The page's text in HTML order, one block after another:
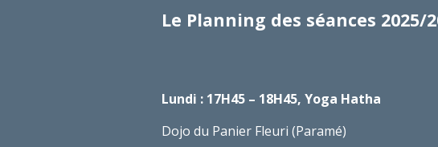
Le Planning des séances 2025/
Lundi : 17H45 – 18H45, Yoga Hatha
Dojo du Panier Fleuri (Paramé)